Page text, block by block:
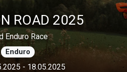
ROAD 2025
Enduro Race
Enduro
- 18.05.2025